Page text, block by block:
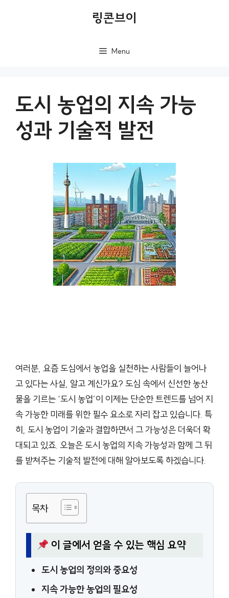
링콘브이
Menu
도시 농업의 지속 가능
성과 기술적 발전
여러분, 요즘 도심에서 농업을 실천하는 사람들이 늘어나
고 있다는 사실, 알고 계신가요? 도심 속에서 신선한 농산
물을 기르는 ‘도시 농업’이 이제는 단순한 트렌드를 넘어 지
속 가능한 미래를 위한 필수 요소로 자리 잡고 있습니다. 특
히, 도시 농업이 기술과 결합하면서 그 가능성은 더욱더 확
대되고 있죠. 오늘은 도시 농업의 지속 가능성과 함께 그 뒤
를 받쳐주는 기술적 발전에 대해 알아보도록 하겠습니다.
목차
이 글에서 얻을 수 있는 핵심 요약
도시 농업의 정의와 중요성
지속 가능한 농업의 필요성